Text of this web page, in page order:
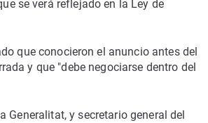
se verá reflejado en la Ley de
que conocieron el anuncio antes del
y que "debe negociarse dentro del
Generalitat, y secretario general del